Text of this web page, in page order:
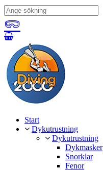
Start
Dykutrustning
Dykutrustning
Dykmasker
Snorklar
Fenor